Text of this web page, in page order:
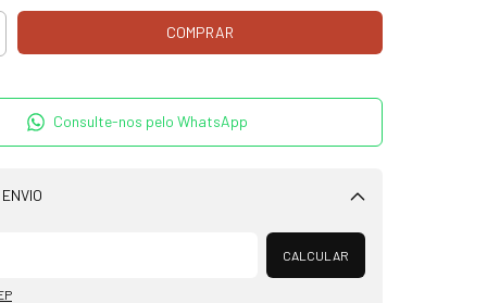
Consulte-nos pelo WhatsApp
Alterar CEP
CALCULAR